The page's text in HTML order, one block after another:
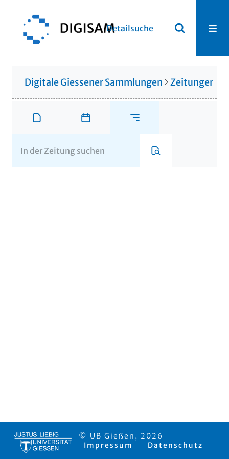
Detailsuche
Digitale Giessener Sammlungen Zeitungen
© UB Gießen, 2026
Impressum
Datenschutz